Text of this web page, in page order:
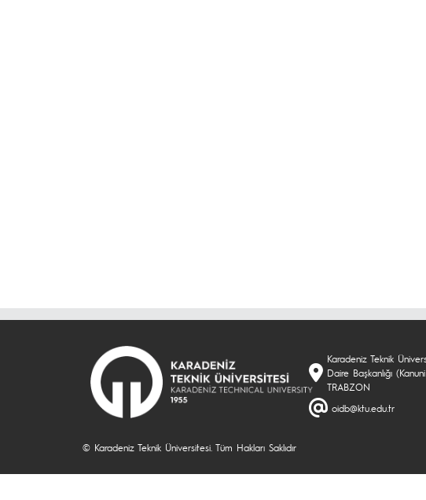
Karadeniz Teknik
Daire Başkanlığı
TRABZON
oidb@ktu.edu.tr
© Karadeniz Teknik Üniversitesi. Tüm Hakları Saklıdır